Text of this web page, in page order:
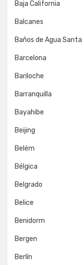
Baja California
Balcanes
Baños de Agua Santa
Barcelona
Bariloche
Barranquilla
Bayahibe
Beijing
Belém
Bélgica
Belgrado
Belice
Benidorm
Bergen
Berlín